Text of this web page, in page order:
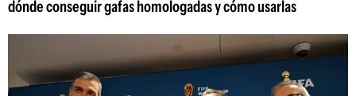
dónde conseguir gafas homologadas y cómo usarlas